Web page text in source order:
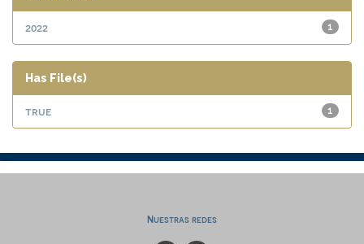
1
2022
Has File(s)
1
true
Nuestras redes